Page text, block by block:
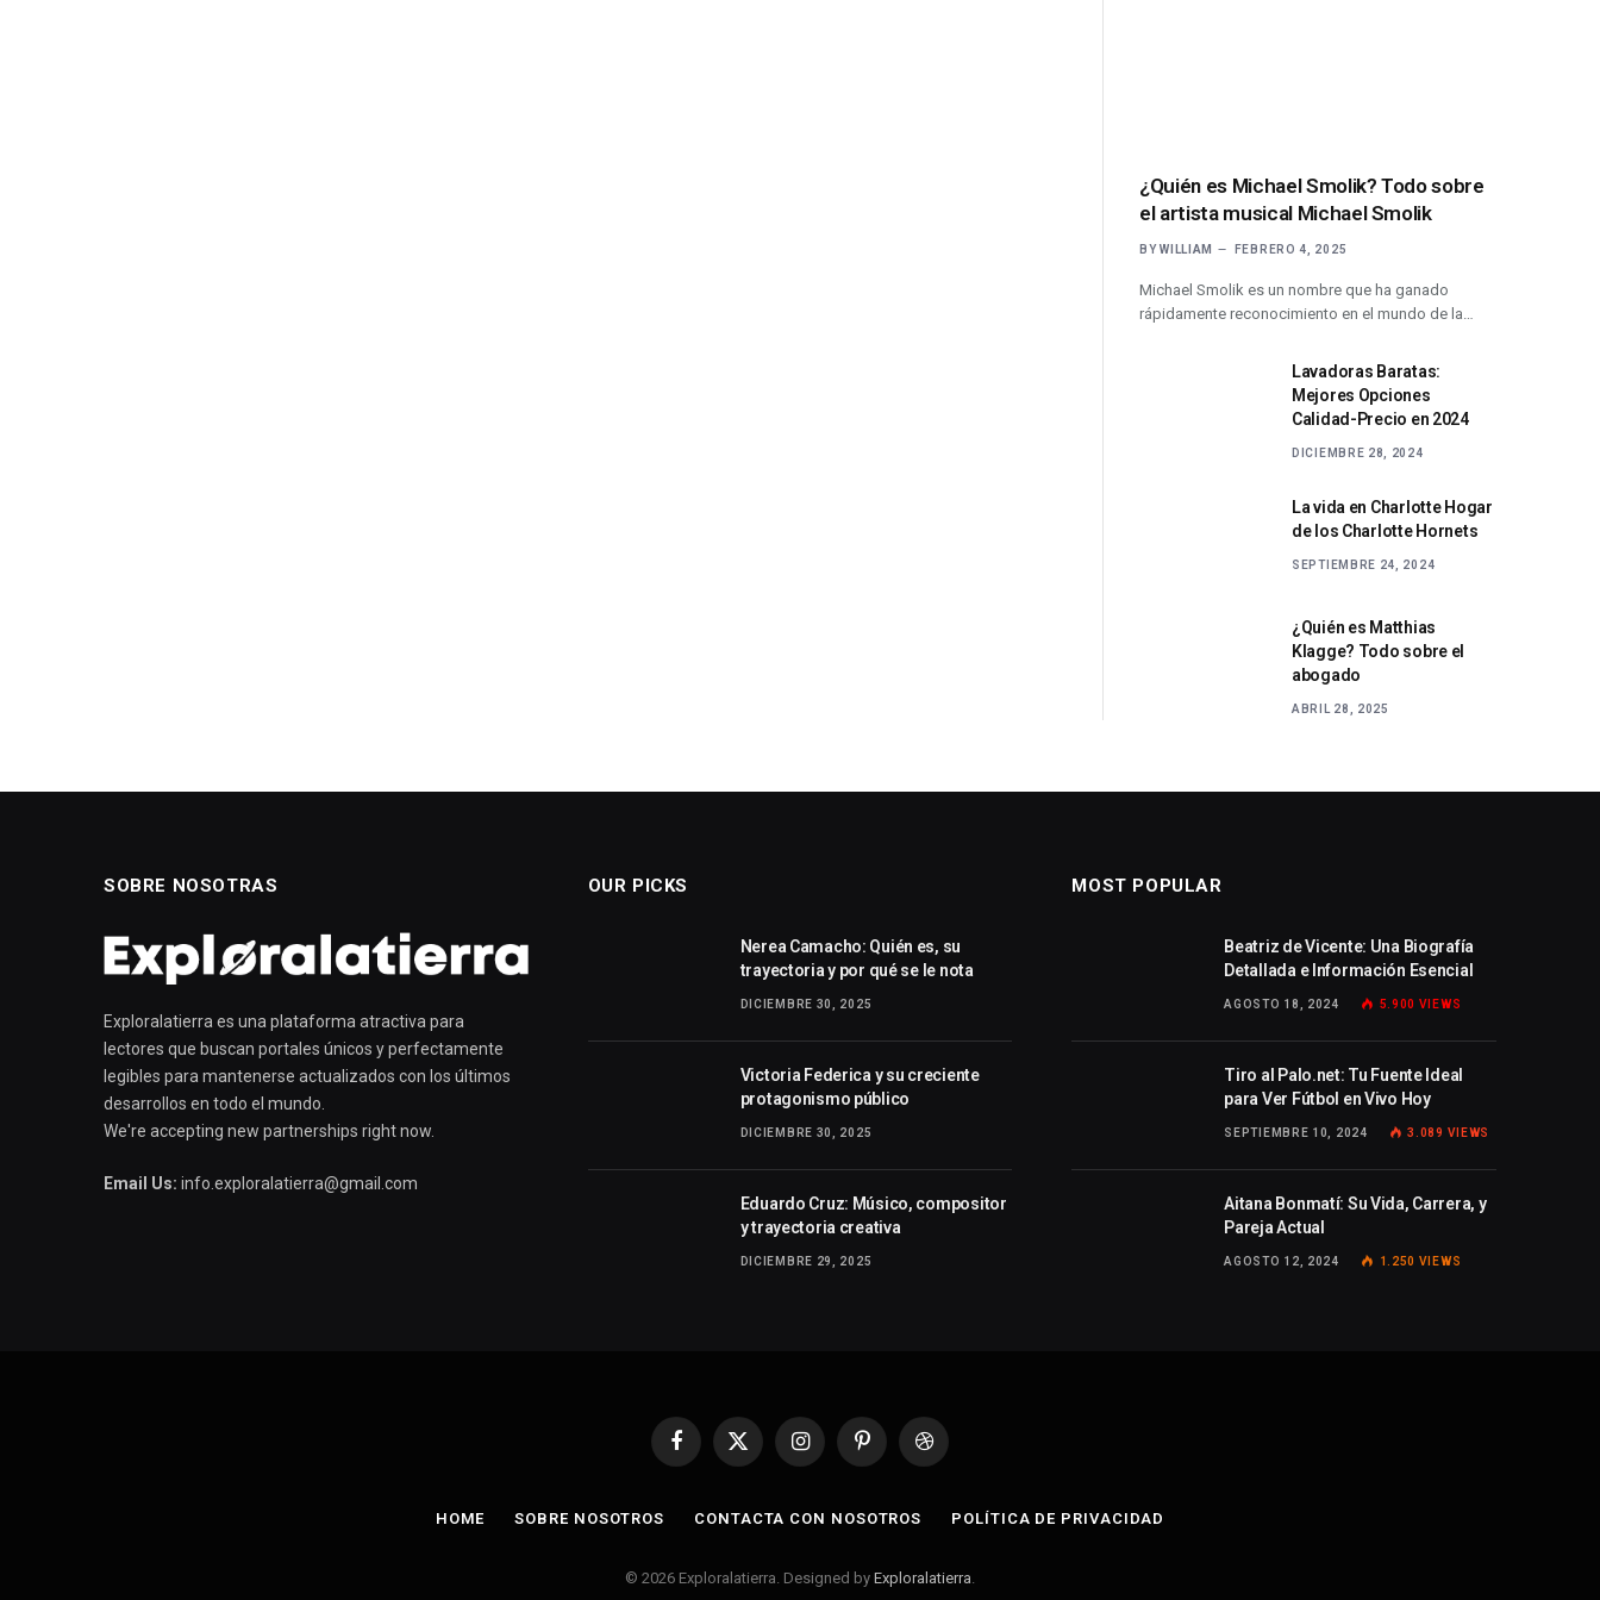
¿Quién es Michael Smolik? Todo sobre
el artista musical Michael Smolik
BY WILLIAM FEBRERO 4, 2025
Michael Smolik es un nombre que ha ganado
rápidamente reconocimiento en el mundo de la…
Lavadoras Baratas:
Mejores Opciones
Calidad-Precio en 2024
DICIEMBRE 28, 2024
La vida en Charlotte Hogar
de los Charlotte Hornets
SEPTIEMBRE 24, 2024
¿Quién es Matthias
Klagge? Todo sobre el
abogado
ABRIL 28, 2025
SOBRE NOSOTRAS
Exploralatierra es una plataforma atractiva para
lectores que buscan portales únicos y perfectamente
legibles para mantenerse actualizados con los últimos
desarrollos en todo el mundo.
We're accepting new partnerships right now.
Email Us: info.exploralatierra@gmail.com
OUR PICKS
Nerea Camacho: Quién es, su
trayectoria y por qué se le nota
DICIEMBRE 30, 2025
Victoria Federica y su creciente
protagonismo público
DICIEMBRE 30, 2025
Eduardo Cruz: Músico, compositor
y trayectoria creativa
DICIEMBRE 29, 2025
MOST POPULAR
Beatriz de Vicente: Una Biografía
Detallada e Información Esencial
AGOSTO 18, 2024 5.900 VIEWS
Tiro al Palo.net: Tu Fuente Ideal
para Ver Fútbol en Vivo Hoy
SEPTIEMBRE 10, 2024 3.089 VIEWS
Aitana Bonmatí: Su Vida, Carrera, y
Pareja Actual
AGOSTO 12, 2024 1.250 VIEWS
Facebook
X
InstagramPinterestDribbble
HOME SOBRE NOSOTROS CONTACTA CON NOSOTROS POLÍTICA DE PRIVACIDAD
© 2026 Exploralatierra. Designed by Exploralatierra